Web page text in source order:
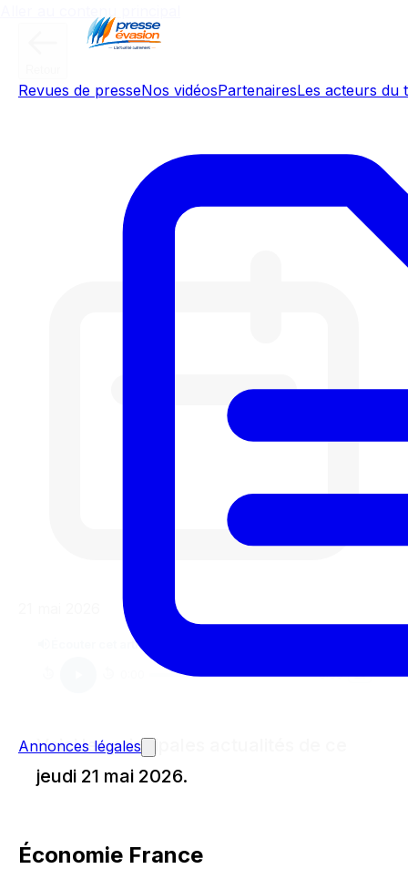
Revues de presseNos vidéosPartenairesLes acteurs du
Annonces légales
retour des impôts sur la
production - 21/05
Écouter cet article
0:00 1x
Voici les principales actualités de ce
jeudi 21 mai 2026.
Économie France